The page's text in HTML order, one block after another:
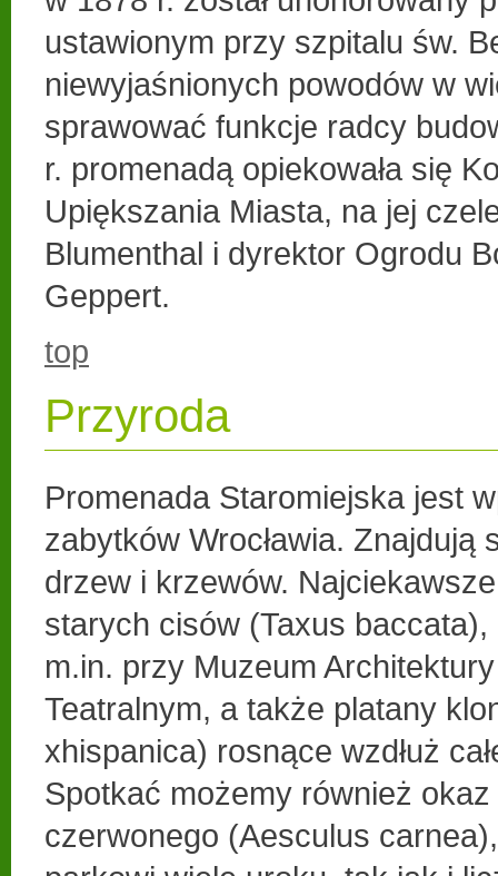
ustawionym przy szpitalu św.
niewyjaśnionych powodów w
sprawować funkcje radcy
r. promenadą opiekowała się
Upiększania Miasta, na jej
Blumenthal i dyrektor Ogrodu
Geppert.
top
Przyroda
Promenada Staromiejska jest
zabytków Wrocławia. Znajdują
drzew i krzewów.
starych cisów (Taxus
m.in. przy Muzeum
Teatralnym, a także platany
xhispanica) rosnące wzdłuż
Spotkać możemy również
czerwonego (Aesculus